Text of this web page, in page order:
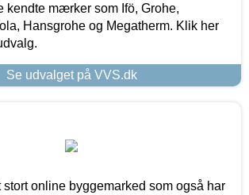
kendte mærker som Ifö, Grohe,
Hansgrohe og Megatherm. Klik her
Se udvalget på VVS.dk
stort online byggemarked som også har